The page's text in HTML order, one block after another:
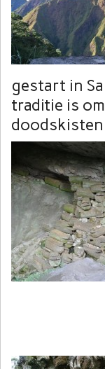
gestart in
traditie is